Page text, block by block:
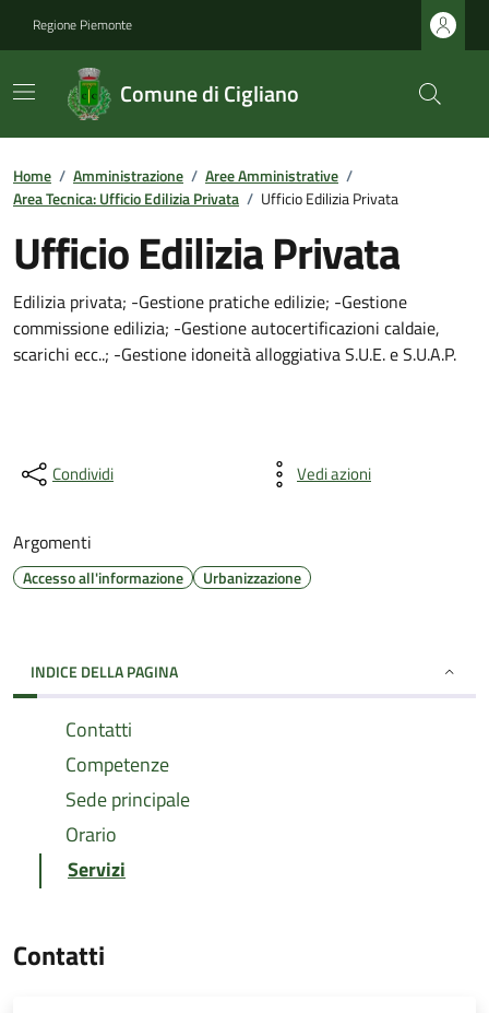
Regione Piemonte
Comune di Cigliano
Home / Amministrazione / Aree Amministrative /
Area Tecnica: Ufficio Edilizia Privata / Ufficio Edilizia Privata
Ufficio Edilizia Privata
Edilizia privata; -Gestione pratiche edilizie; -Gestione
commissione edilizia; -Gestione autocertificazioni caldaie,
scarichi ecc..; -Gestione idoneità alloggiativa S.U.E. e S.U.A.P.
Condividi Vedi azioni
Argomenti
Accesso all'informazione Urbanizzazione
INDICE DELLA PAGINA
Contatti
Competenze
Sede principale
Orario
Servizi
Contatti